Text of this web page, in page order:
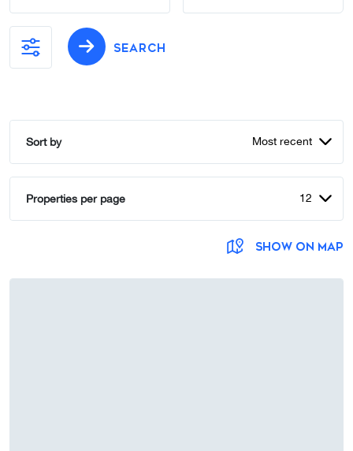
SEARCH
Sort by Most recent
Properties per page 12
SHOW ON MAP